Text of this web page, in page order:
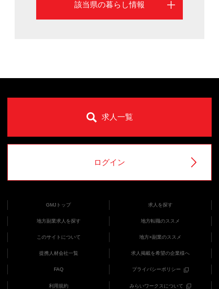
該当県の暮らし情報
求人一覧
ログイン
GMJトップ 求人を探す
地方副業求人を探す 地方転職のススメ
このサイトについて 地方×副業のススメ
提携人材会社一覧 求人掲載を希望の企業様へ
FAQ プライバシーポリシー
利用規約 みらいワークスについて